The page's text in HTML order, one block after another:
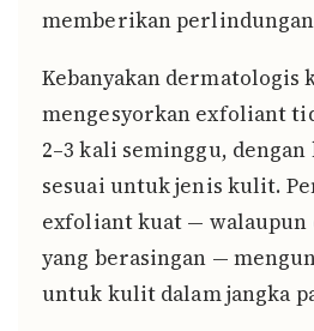
memberikan
Kebanyakan dermatologis
mengesyorkan exfoliant
2–3 kali seminggu, dengan
sesuai untuk jenis kulit.
exfoliant kuat — walaupun
yang berasingan —
untuk kulit dalam jangka